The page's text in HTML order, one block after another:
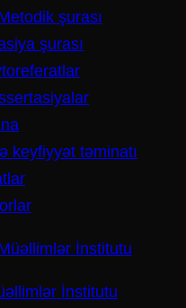
şurası
şurası
keyfiyyət təminatı
İnstitutu